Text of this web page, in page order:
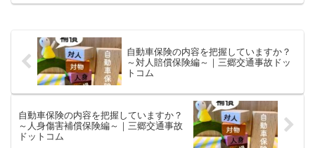
自動車保険の内容を把握していますか？
～対人賠償保険編～｜三郷交通事故ドッ
トコム
自動車保険の内容を把握していますか？
～人身傷害補償保険編～｜三郷交通事故
ドットコム